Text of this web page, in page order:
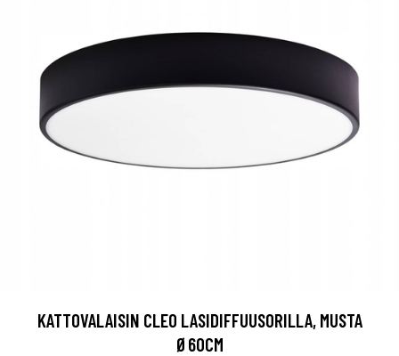
KATTOVALAISIN CLEO LASIDIFFUUSORILLA, MUSTA
Ø60CM